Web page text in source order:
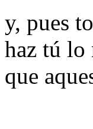
y, pues
haz tú lo
que